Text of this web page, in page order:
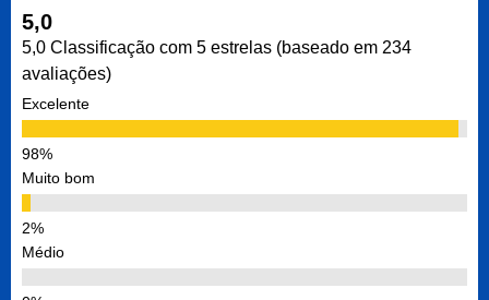
5,0
5,0 Classificação com 5 estrelas (baseado em 234
avaliações)
Excelente
Muito bom
Médio